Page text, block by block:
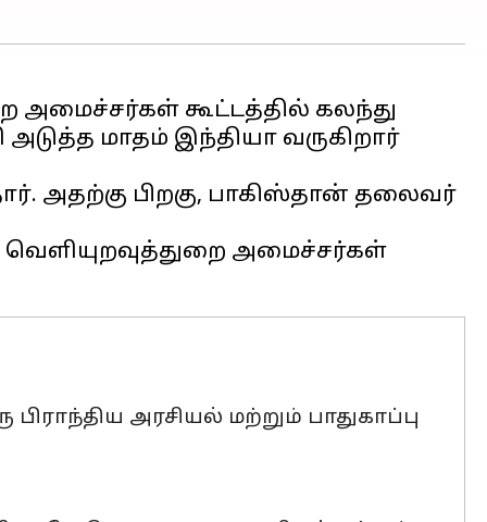
அமைச்சர்கள் கூட்டத்தில் கலந்து
மாதம் இந்தியா வருகிறார்
அதற்கு பிறகு, பாகிஸ்தான் தலைவர்
வெளியுறவுத்துறை அமைச்சர்கள்
அரசியல் மற்றும் பாதுகாப்பு